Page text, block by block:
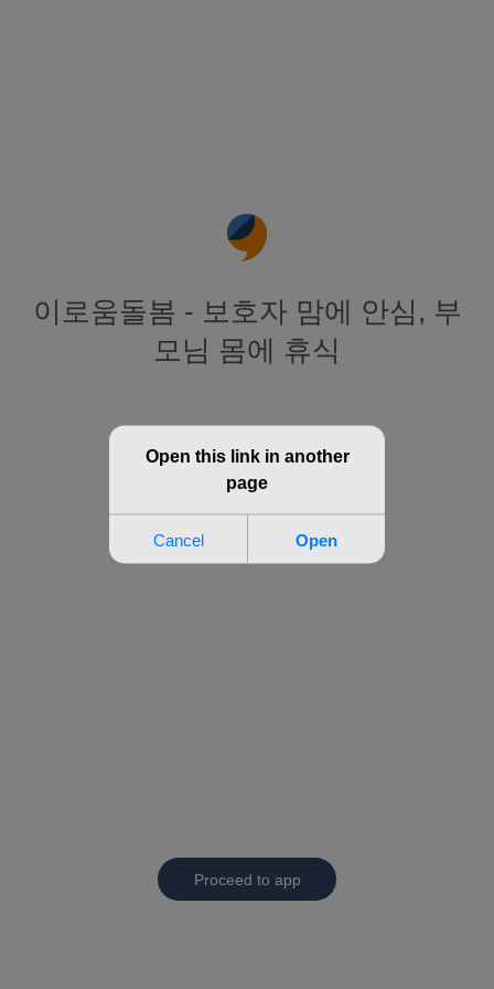
이로움돌봄 - 보호자 맘에 안심, 부
모님 몸에 휴식
Proceed to app